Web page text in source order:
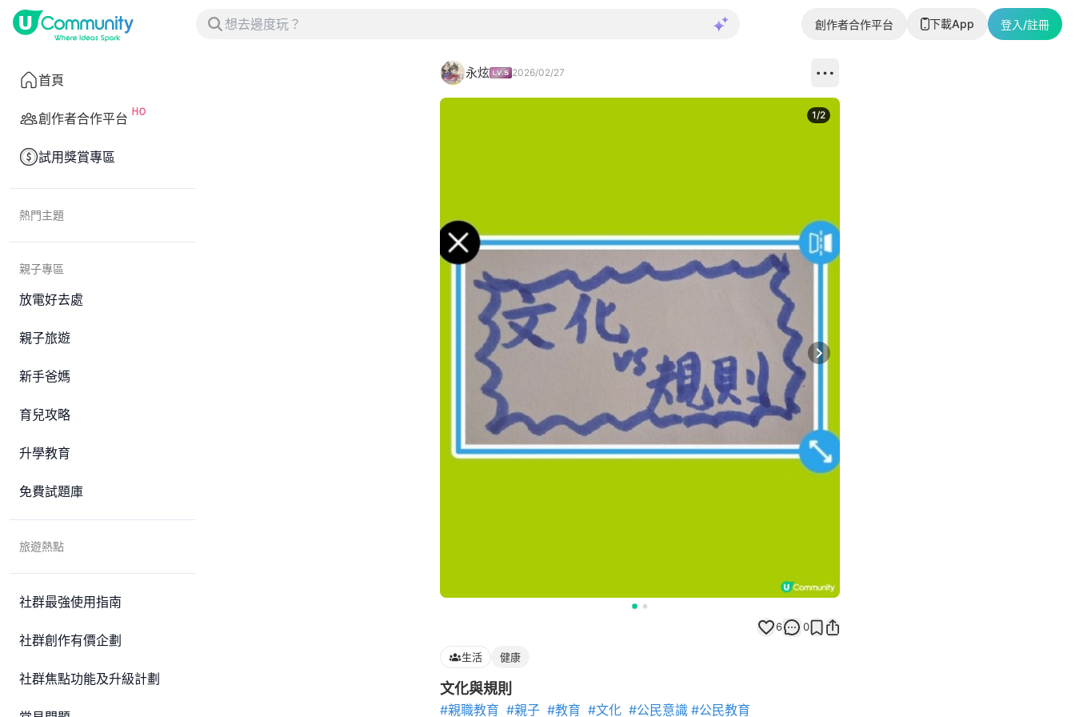
創作者合作平台 下載App 登入/註冊
首頁
創作者合作平台
試用獎賞專區
熱門主題
親子專區
放電好去處
親子旅遊
新手爸媽
育兒攻略
升學教育
免費試題庫
旅遊熱點
社群最強使用指南
社群創作有價企劃
社群焦點功能及升級計劃
永炫 2026/02/27
Next slide
1/2
6 0
生活 健康
文化與規則
#親職教育 #親子 #教育 #文化 #公民意識 #公民教育